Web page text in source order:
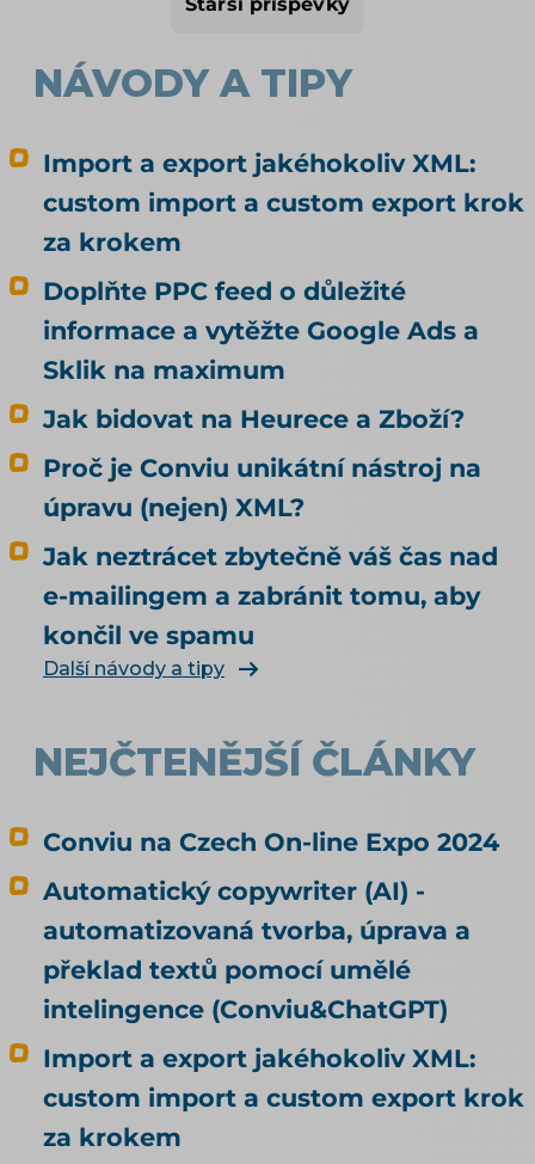
samostatných článcích; tady jde o Alzu a další
NÁVODY A TIPY
Import a export jakéhokoliv XML:
custom import a custom export krok
za krokem
Doplňte PPC feed o důležité
informace a vytěžte Google Ads a
Sklik na maximum
Jak bidovat na Heurece a Zboží?
Proč je Conviu unikátní nástroj na
úpravu (nejen) XML?
Jak neztrácet zbytečně váš čas nad
e-mailingem a zabránit tomu, aby
končil ve spamu
Další návody a tipy
NEJČTENĚJŠÍ ČLÁNKY
Conviu na Czech On-line Expo 2024
Automatický copywriter (AI) -
automatizovaná tvorba, úprava a
překlad textů pomocí umělé
intelingence (Conviu&ChatGPT)
Import a export jakéhokoliv XML:
custom import a custom export krok
za krokem